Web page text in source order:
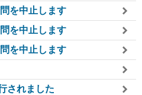
を中止します
を中止します
を中止します
されました